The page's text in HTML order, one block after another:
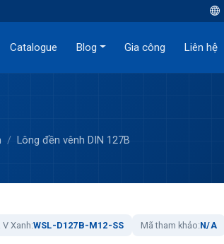
Catalogue Blog Gia công Liên hệ
Lông đền vênh DIN 127B
V Xanh:WSL-D127B-M12-SS Mã tham khảo:N/A